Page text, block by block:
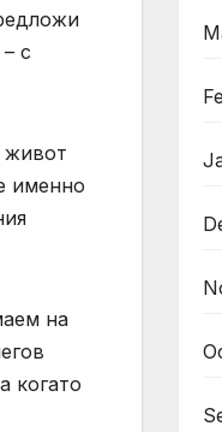
с
живот
именно
на
когато